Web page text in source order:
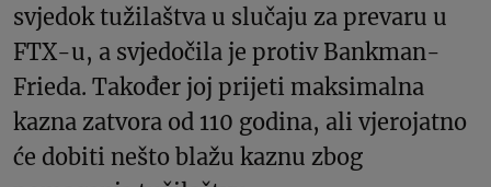
svjedok tužilaštva u slučaju za prevaru u
FTX-u, a svjedočila je protiv Bankman-
Frieda. Također joj prijeti maksimalna
kazna zatvora od 110 godina, ali vjerojatno
će dobiti nešto blažu kaznu zbog